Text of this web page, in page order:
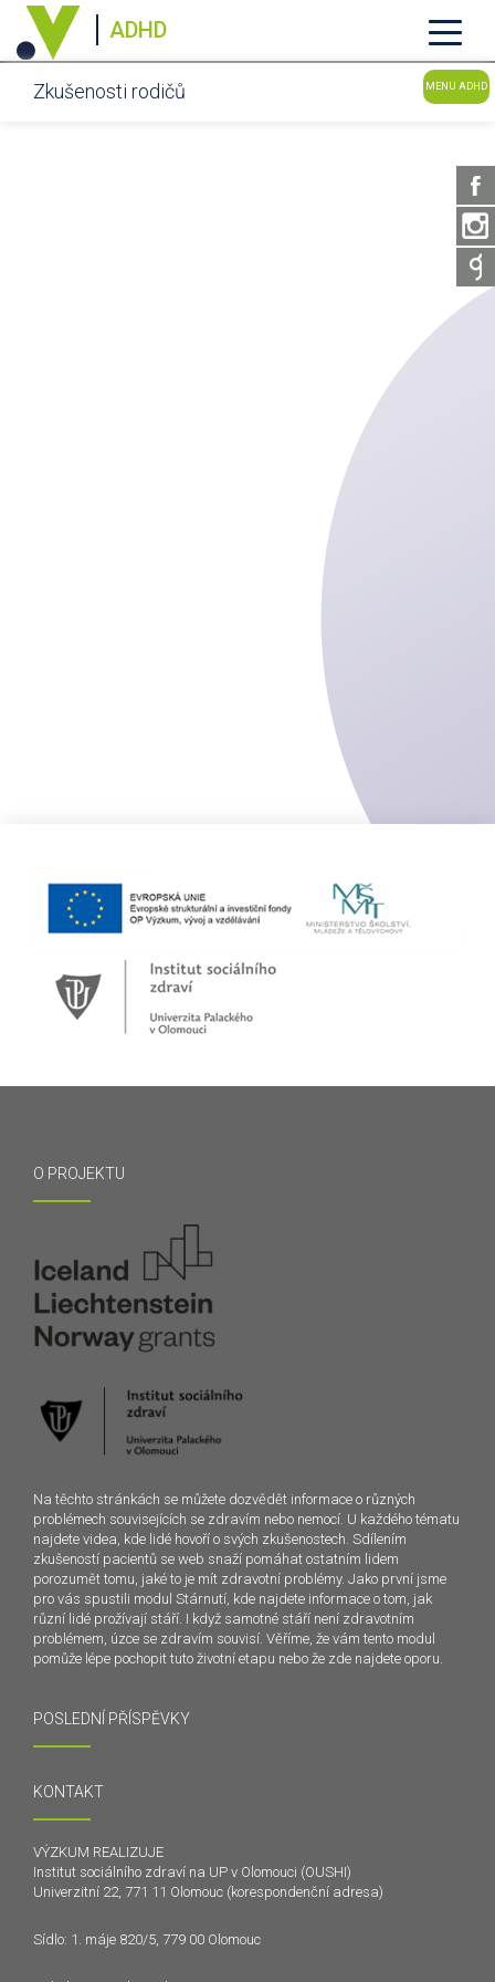
ADHD
Zkušenosti rodičů MENU ADHD
O PROJEKTU
Na těchto stránkách se můžete dozvědět informace o různých
problémech souvisejících se zdravím nebo nemocí. U každého tématu
najdete videa, kde lidé hovoří o svých zkušenostech. Sdílením
zkušeností pacientů se web snaží pomáhat ostatním lidem
porozumět tomu, jaké to je mít zdravotní problémy. Jako první jsme
pro vás spustili modul Stárnutí, kde najdete informace o tom, jak
různí lidé prožívají stáří. I když samotné stáří není zdravotním
problémem, úzce se zdravím souvisí. Věříme, že vám tento modul
pomůže lépe pochopit tuto životní etapu nebo že zde najdete oporu.
POSLEDNÍ PŘÍSPĚVKY
KONTAKT
VÝZKUM REALIZUJE
Institut sociálního zdraví na UP v Olomouci (OUSHI)
Univerzitní 22, 771 11 Olomouc (korespondenční adresa)
Sídlo: 1. máje 820/5, 779 00 Olomouc